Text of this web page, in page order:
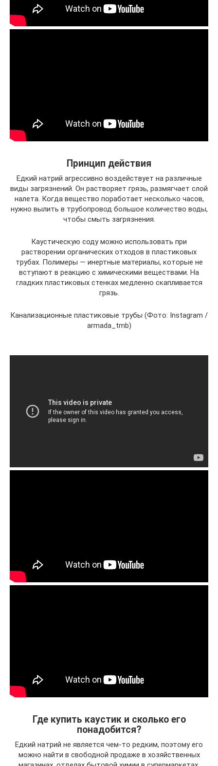
Принцип действия
Едкий натрий агрессивно воздействует на различные
виды загрязнений. Он растворяет грязь, размягчает слой
налета. Когда вещество поработает несколько часов,
нужно вылить в трубопровод большое количество воды,
чтобы смыть загрязнения.
Каустическую соду можно использовать при
растворении органических отходов в пластиковых
трубах. Полимеры — инертные материалы, которые не
вступают в реакцию с химическими веществами. На
гладких пластиковых стенках медленно скапливается
грязь.
Канализационные пластиковые трубы (Фото: Instagram /
armada_tmb)
Где купить каустик и сколько его
понадобится?
Едкий натрий не является чем-то редким, поэтому его
можно найти в свободной продаже в хозяйственных